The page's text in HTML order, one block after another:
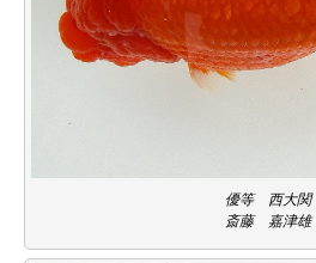
優等 西大関
斎藤 嘉津雄